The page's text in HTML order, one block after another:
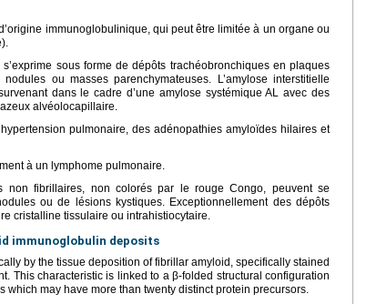
immunoglobulinique, qui peut être limitée à un organe ou
sous forme de dépôts trachéobronchiques en plaques
ou masses parenchymateuses. L’amylose interstitielle
dans le cadre d’une amylose systémique AL avec des
alvéolocapillaire.
pulmonaire, des adénopathies amyloïdes hilaires et
à un lymphome pulmonaire.
non fibrillaires, non colorés par le rouge Congo, peuvent se
ou de lésions kystiques. Exceptionnellement des dépôts
cristalline tissulaire ou intrahistiocytaire.
immunoglobulin deposits
by the tissue deposition of fibrillar amyloid, specifically stained
This characteristic is linked to a β-folded structural configuration
which may have more than twenty distinct protein precursors.